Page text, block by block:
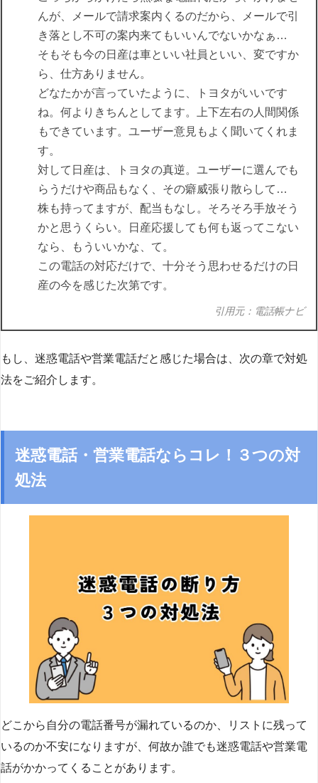
んが、メールで請求案内くるのだから、メールで引
き落とし不可の案内来てもいいんでないかなぁ…
そもそも今の日産は車といい社員といい、変ですか
ら、仕方ありません。
どなたかが言っていたように、トヨタがいいです
ね。何よりきちんとしてます。上下左右の人間関係
もできています。ユーザー意見もよく聞いてくれま
す。
対して日産は、トヨタの真逆。ユーザーに選んでも
らうだけや商品もなく、その癖威張り散らして…
株も持ってますが、配当もなし。そろそろ手放そう
かと思うくらい。日産応援しても何も返ってこない
なら、もういいかな、て。
この電話の対応だけで、十分そう思わせるだけの日
産の今を感じた次第です。
引用元：電話帳ナビ
もし、迷惑電話や営業電話だと感じた場合は、次の章で対処
法をご紹介します。
迷惑電話・営業電話ならコレ！３つの対
処法
どこから自分の電話番号が漏れているのか、リストに残って
いるのか不安になりますが、何故か誰でも迷惑電話や営業電
話がかかってくることがあります。